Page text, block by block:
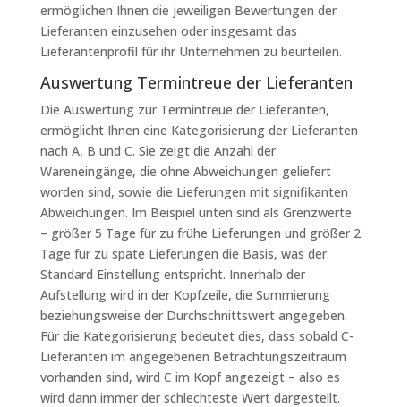
ermöglichen Ihnen die jeweiligen Bewertungen der
Lieferanten einzusehen oder insgesamt das
Lieferantenprofil für ihr Unternehmen zu beurteilen.
Auswertung Termintreue der Lieferanten
Die Auswertung zur Termintreue der Lieferanten,
ermöglicht Ihnen eine Kategorisierung der Lieferanten
nach A, B und C. Sie zeigt die Anzahl der
Wareneingänge, die ohne Abweichungen geliefert
worden sind, sowie die Lieferungen mit signifikanten
Abweichungen. Im Beispiel unten sind als Grenzwerte
– größer 5 Tage für zu frühe Lieferungen und größer 2
Tage für zu späte Lieferungen die Basis, was der
Standard Einstellung entspricht. Innerhalb der
Aufstellung wird in der Kopfzeile, die Summierung
beziehungsweise der Durchschnittswert angegeben.
Für die Kategorisierung bedeutet dies, dass sobald C-
Lieferanten im angegebenen Betrachtungszeitraum
vorhanden sind, wird C im Kopf angezeigt – also es
wird dann immer der schlechteste Wert dargestellt.